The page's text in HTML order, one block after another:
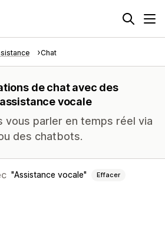
Chat
de chat avec des
vocale
vous parler en temps réel via
des chatbots.
Assistance vocale Effacer